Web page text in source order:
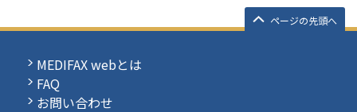
ページの先頭へ
MEDIFAX webとは
FAQ
お問い合わせ